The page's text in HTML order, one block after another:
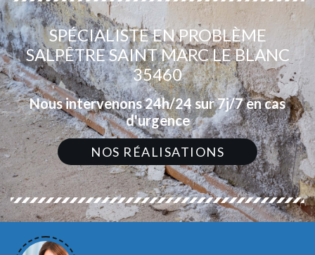
SPÉCIALISTE EN PROBLÈME
SALPÊTRE SAINT MARC LE BLANC
35460
Nous intervenons 24h/24 sur 7j/7 en cas
d'urgence
NOS RÉALISATIONS